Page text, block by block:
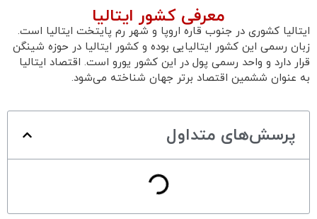
معرفی کشور ایتالیا
ایتالیا کشوری در جنوب قاره اروپا و شهر رم پایتخت ایتالیا است.
زبان رسمی این کشور ایتالیایی بوده و کشور ایتالیا در حوزه شینگن
قرار دارد و واحد رسمی پول در این کشور یورو است. اقتصاد ایتالیا
به عنوان ششمین اقتصاد برتر جهان شناخته می‌شود.
پرسش‌های متداول